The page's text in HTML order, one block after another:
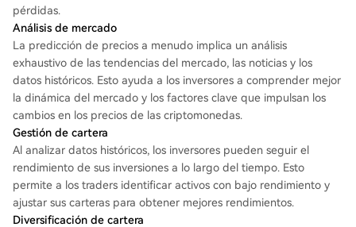
pérdidas.
Análisis de mercado
La predicción de precios a menudo implica un análisis
exhaustivo de las tendencias del mercado, las noticias y los
datos históricos. Esto ayuda a los inversores a comprender mejor
la dinámica del mercado y los factores clave que impulsan los
cambios en los precios de las criptomonedas.
Gestión de cartera
Al analizar datos históricos, los inversores pueden seguir el
rendimiento de sus inversiones a lo largo del tiempo. Esto
permite a los traders identificar activos con bajo rendimiento y
ajustar sus carteras para obtener mejores rendimientos.
Diversificación de cartera